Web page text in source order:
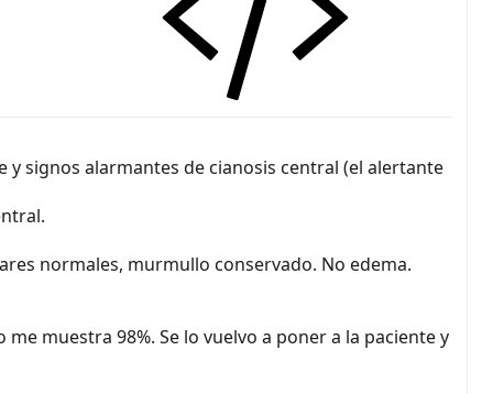
signos alarmantes de cianosis central (el alertante
normales, murmullo conservado. No edema.
muestra 98%. Se lo vuelvo a poner a la paciente y